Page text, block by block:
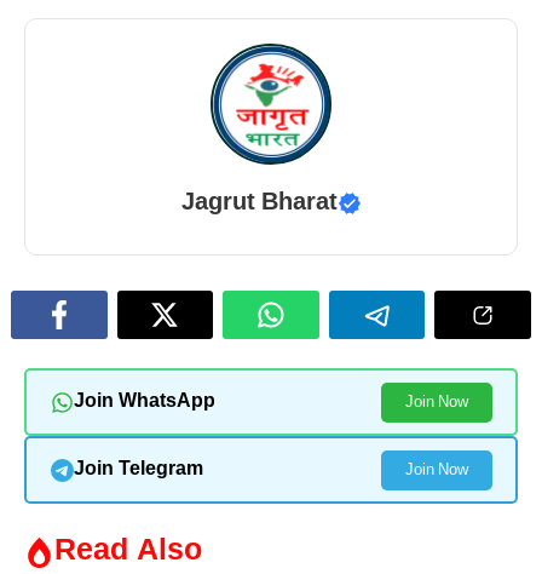
Jagrut Bharat
Join WhatsApp Join Now
Join Telegram Join Now
Read Also